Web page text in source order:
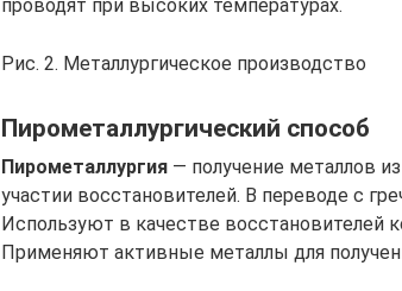
проводят при высоких температурах.
Рис. 2. Металлургическое производство
Пирометаллургический способ
Пирометаллургия — получение металлов
участии восстановителей. В переводе с
Используют в качестве восстановителей
Применяют активные металлы для